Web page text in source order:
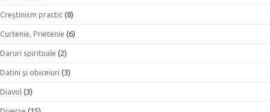
Creştinism practic (8)
Curtenie, Prietenie (6)
Daruri spirituale (2)
Datini şi obiceiuri (3)
Diavol (3)